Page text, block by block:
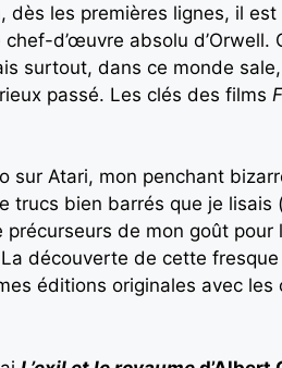
dès les premières lignes, il
d’œuvre absolu d’Orwell.
surtout, dans ce monde
passé. Les clés des films
sur Atari, mon penchant
trucs bien barrés que je lisais
de mon goût pour
La découverte de cette
éditions originales avec les